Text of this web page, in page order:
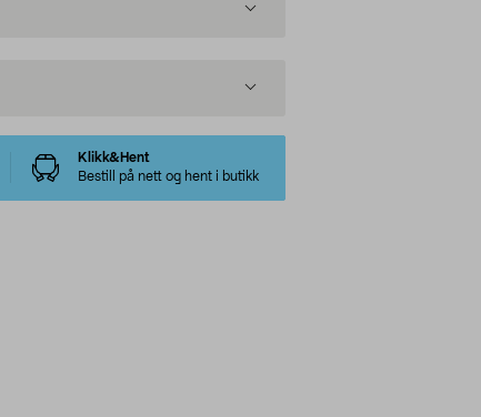
Klikk&Hent
Bestill på nett og hent i butikk